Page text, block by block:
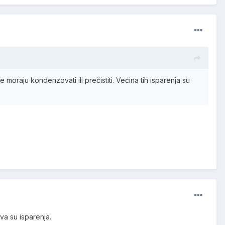
kondenzovati ili prečistiti. Veċina tih isparenja su
su isparenja.